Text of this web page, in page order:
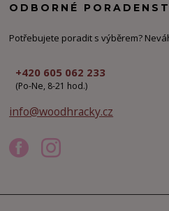
ODBORNÉ
Potřebujete poradit s výběrem?
+420 605 062 233
(Po-Ne, 8-21 hod.)
info@woodhracky.cz